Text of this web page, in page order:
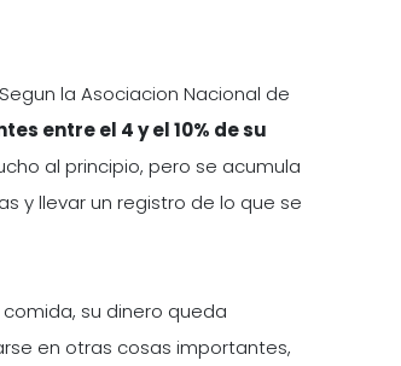
la Asociacion Nacional de
entre el 4 y el 10% de su
al principio, pero se acumula
y llevar un registro de lo que se
su dinero queda
en otras cosas importantes,